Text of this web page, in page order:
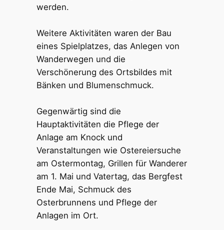
werden.
Weitere Aktivitäten waren der Bau
eines Spielplatzes, das Anlegen von
Wanderwegen und die
Verschönerung des Ortsbildes mit
Bänken und Blumenschmuck.
Gegenwärtig sind die
Hauptaktivitäten die Pflege der
Anlage am Knock und
Veranstaltungen wie Ostereiersuche
am Ostermontag, Grillen für Wanderer
am 1. Mai und Vatertag, das Bergfest
Ende Mai, Schmuck des
Osterbrunnens und Pflege der
Anlagen im Ort.